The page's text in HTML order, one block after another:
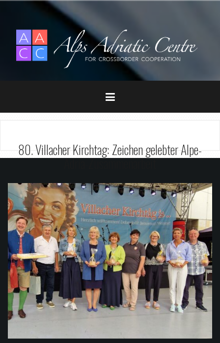
springen
80. Villacher Kirchtag: Zeichen gelebter Alpe-
Adria-Zusammenarbeit